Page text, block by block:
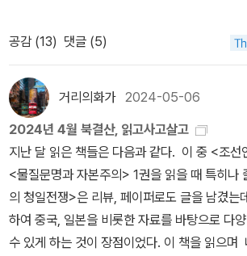
있는 아이들이 많으면 좋겠다. 이걸 왜 하는지
고 왔다 갔다 하지 말고.. 얼마 전 토익시험을 쳤
에, R/C 부문은 함달달에 돌리겠다. 흐흐
올해 읽었습니다. 이야기가 재미있는 건 물론
득. 읽기 어렵지 않아서 독서의 재미를 충분히
립니다. 5권까지 있는 것 같던데 나머지도 읽
을 위로했어 상! <나의 사랑스러운 방해자>는 엄마로서의 나를, <
사라진 것들>은 중년으로 접어드는 나를 알아
은 책이었습니다. 꼭 한번 읽어봐요 상! 꼭 한번 읽어보시라 추천드리
고 싶은 책입니다. <어떤 어른>은 아이를 키우
른이 읽어보면 좋을 책입니다. <그들의 슬픔을
음을 단단히 먹고 읽어야 하지만, 그럼에도 읽
설이 최고야 상! 역시 소설은 너무나 좋다는 걸, 문학의 재미와 아름
다움, 감동을 모두 느끼게 해주는 엘리자베스
참 여러번 봅니다. 늪 100층짜리는 아이가 엽
선물 주는 이벤트를 하길래 첫째가 그려서 보냈
래도 이 출판사 고양이를 사랑하는 듯 ㅋ 책들
른 거지만 ㅎ 일본 쪽 전문인 듯 합니다. <알사
가님 신간 또한 안 살 수 없지요! 책이 너무 작아
아함. <당근 할머니> 이 또한 안 살 수 없.. <당
니지만 귀엽습니다. 2~5월 산 굿즈 <본투리드 2분할 트윈링 노트>
인데 예뻐요. <여행자의 큐브 파우치>는 지난
품검색에 안 나옴. 마음에 듭니다. 큼직해서. 2~5월
7권인 거 실화입.. 그만하자. <가부장제의 정치
장은 이것이다.You just have to hope that
interactions with them, eventually you'll
s.small interactions... change their
s.아까 귀찮다고 댓글 달았는데.미들마치1 에 붙
가 집에 가서 좀 살펴봐야겠다.
공감 (13) 댓글 (5)
거리의화가2024-05-06
2024년 4월 북결산, 읽고사고살고
지난 달 읽은 책들은 다음과 같다. 이 중 <조선인들의 청일전쟁>과
<물질문명과 자본주의> 1권을 읽을 때 특히나
의 청일전쟁>은 리뷰, 페이퍼로도 글을 남겼는
하여 중국, 일본을 비롯한 자료를 바탕으로 다
수 있게 하는 것이 장점이었다. 이 책을 읽으며